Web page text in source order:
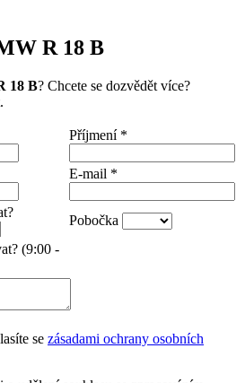
R 18 B
18 B? Chcete se dozvědět více?
Příjmení *
E-mail *
Pobočka
(9:00 -
se zásadami ochrany osobních